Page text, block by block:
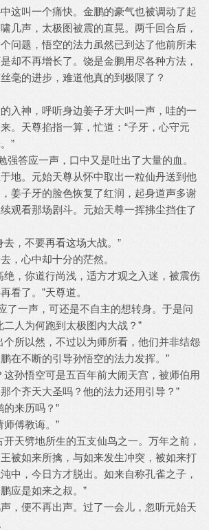
这叫一个痛快。金鹏的豪气也被调动了起
几声，太极图被震的直晃。两千回合后，
问题，悟空的法力虽然已到达了他前所未
却不再增长了。饶是金鹏用尽各种方法，
毫的进步，难道他真的到极限了？
入神，呼听身边姜子牙大叫一声，哇的一
。天尊掐指一算，忙道：“子牙，心守元
”
强答应一声，口中又是吐出了大量的血。
地。元始天尊从怀中取出一粒仙丹送到他
姜子牙的脸色恢复了红润，起身道声多谢
观看那场剧斗。元始天尊一挥拂尘挡住了
去，不要再看这场大战。”
，心中却十分的茫然。
绝，你道行尚浅，适方才观之入迷，被震伤
看了。”天尊道。
了一声，可还是不自主的想转身。于是问
二人为何跑到太极图内大战？”
个所以然，不过以为师所看，他们并非结怨
在不断的引导孙悟空的法力发挥。”
这孙悟空可是五百年前大闹天宫，被师伯用
个齐天大圣吗？他的法力还用引导？”
的来历吗？”
师傅教诲。”
开天劈地所生的五支仙鸟之一。万年之前，
被如来所擒，与如来发生冲突，被如来打
中，今日方才脱出。如来自称孔雀之子，
应是如来之叔。”
，便不再出声。过了一会儿，忽听元始天